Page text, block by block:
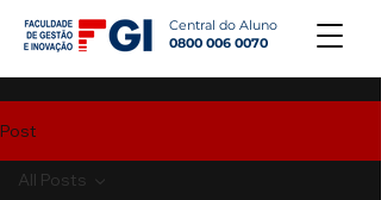
Central do Aluno
0800 006 0070
Post
All Posts